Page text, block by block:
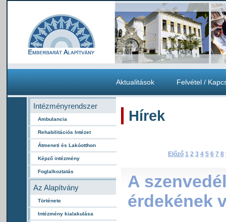
Aktualitások Felvétel /
Intézményrendszer
Ambulancia
Rehabilitációs Intézet
Átmeneti és Lakóotthon
Képző intézmény
Foglalkoztatás
Az Alapítvány
Története
Intézmény kialakulása
Hírek
Előző 1 2 3 4 5 6 7 8
A
érdekének